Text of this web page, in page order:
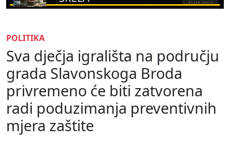
POLITIKA
Sva dječja igrališta na području
grada Slavonskoga Broda
privremeno će biti zatvorena
radi poduzimanja preventivnih
mjera zaštite